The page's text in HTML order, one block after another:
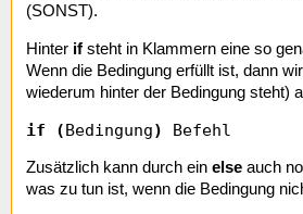
(SONST).
Hinter if steht in Klammern eine so
Wenn die Bedingung erfüllt ist, dann
wiederum hinter der Bedingung steht)
if (Bedingung) Befehl
Zusätzlich kann durch ein else auch
was zu tun ist, wenn die Bedingung